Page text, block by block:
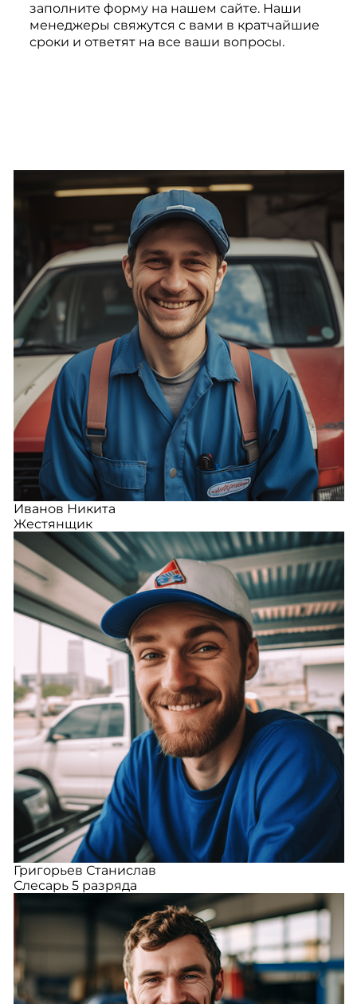
заполните форму на нашем сайте. Наши
менеджеры свяжутся с вами в кратчайшие
сроки и ответят на все ваши вопросы.
Иванов Никита
Жестянщик
Григорьев Станислав
Слесарь 5 разряда